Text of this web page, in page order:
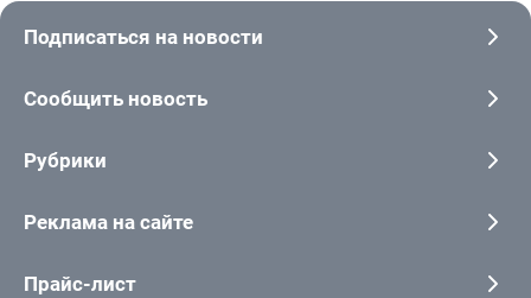
Подписаться на новости
Сообщить новость
Рубрики
Реклама на сайте
Прайс-лист